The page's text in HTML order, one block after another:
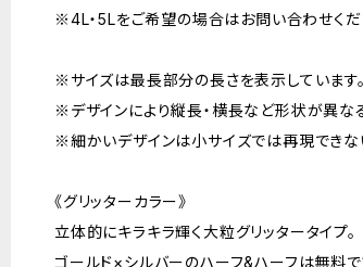
※4L・5Lをご希望の場合はお問い合わせくだ
※サイズは最長部分の長さを表示しています。
※デザインにより縦長・横長など形状が異な
※細かいデザインは小サイズでは再現でき
《グリッターカラー》
立体的にキラキラ輝く大粒グリッタータイプ。
ゴールド×シルバーのハーフ&ハーフは無料で